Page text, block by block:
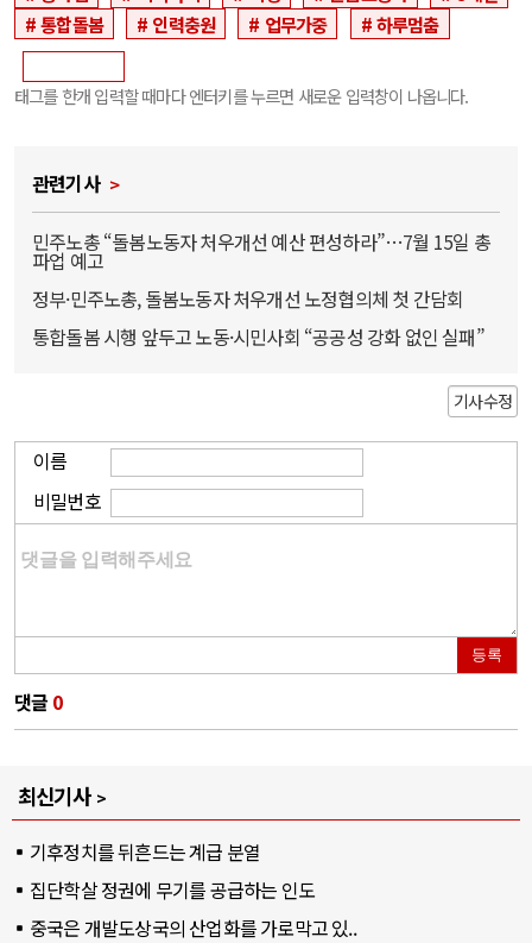
통합돌봄
인력충원 업무가중 하루멈춤
태그를 한개 입력할 때마다 엔터키를 누르면 새로운 입력창이 나옵니다.
관련기사
민주노총 “돌봄노동자 처우개선 예산 편성하라”…7월 15일 총
파업 예고
정부·민주노총, 돌봄노동자 처우개선 노정협의체 첫 간담회
통합돌봄 시행 앞두고 노동·시민사회 “공공성 강화 없인 실패”
기사수정
이름
비밀번호
등록
댓글 0
최신기사
기후정치를 뒤흔드는 계급 분열
집단학살 정권에 무기를 공급하는 인도
중국은 개발도상국의 산업화를 가로막고 있..